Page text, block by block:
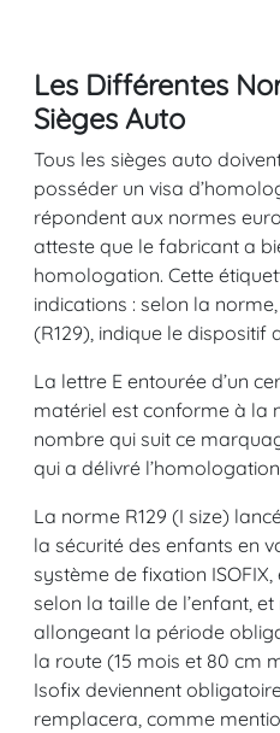
Les Différentes
Sièges Auto
Tous les sièges auto
posséder un visa
répondent aux normes
atteste que le fabricant a
homologation. Cette
indications : selon la
(R129), indique le dispositif
La lettre E entourée d’un
matériel est conforme à la
nombre qui suit ce
qui a délivré
La norme R129 (I size)
la sécurité des enfants en
système de fixation
selon la taille de l’enfant,
allongeant la période
la route (15 mois et 80 cm
Isofix deviennent
remplacera, comme